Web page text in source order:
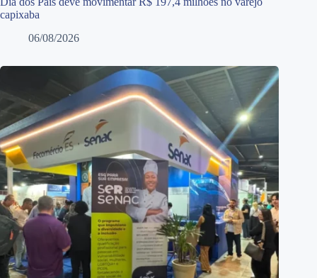
capixaba
06/08/2026